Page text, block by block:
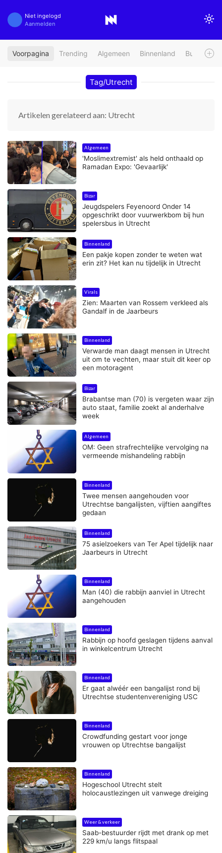
Niet ingelogd
Aanmelden
Voorpagina Trending Algemeen Binnenland Buitenland
Tag/Utrecht
Artikelen gerelateerd aan: Utrecht
Algemeen
'Moslimextremist' als held onthaald op
Ramadan Expo: 'Gevaarlijk'
Bizar
Jeugdspelers Feyenoord Onder 14
opgeschrikt door vuurwerkbom bij hun
spelersbus in Utrecht
Binnenland
Een pakje kopen zonder te weten wat
erin zit? Het kan nu tijdelijk in Utrecht
Virals
Zien: Maarten van Rossem verkleed als
Gandalf in de Jaarbeurs
Binnenland
Verwarde man daagt mensen in Utrecht
uit om te vechten, maar stuit dit keer op
een motoragent
Bizar
Brabantse man (70) is vergeten waar zijn
auto staat, familie zoekt al anderhalve
week
Algemeen
OM: Geen strafrechtelijke vervolging na
vermeende mishandeling rabbijn
Binnenland
Twee mensen aangehouden voor
Utrechtse bangalijsten, vijftien aangiftes
gedaan
Binnenland
75 asielzoekers van Ter Apel tijdelijk naar
Jaarbeurs in Utrecht
Binnenland
Man (40) die rabbijn aanviel in Utrecht
aangehouden
Binnenland
Rabbijn op hoofd geslagen tijdens aanval
in winkelcentrum Utrecht
Binnenland
Er gaat alwéér een bangalijst rond bij
Utrechtse studentenvereniging USC
Binnenland
Crowdfunding gestart voor jonge
vrouwen op Utrechtse bangalijst
Binnenland
Hogeschool Utrecht stelt
holocaustlezingen uit vanwege dreiging
Weer & verkeer
Saab-bestuurder rijdt met drank op met
229 km/u langs flitspaal